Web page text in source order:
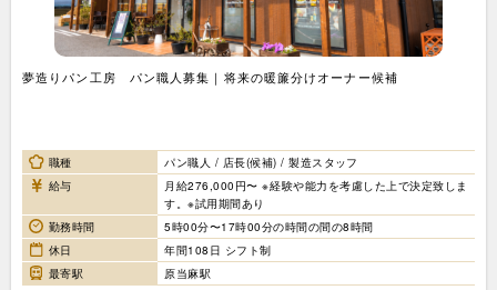
夢造りパン工房 パン職人募集｜将来の暖簾分けオーナー候補
職種
パン職人 / 店長(候補) / 製造スタッフ
給与
月給276,000円〜 ※経験や能力を考慮した上で決定致しま
す。※試用期間あり
勤務時間
5時00分〜17時00分の時間の間の8時間
休日
年間108日 シフト制
最寄駅
原当麻駅